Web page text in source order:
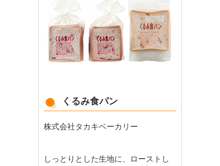
くるみ食パン
株式会社タカキベーカリー
しっとりとした生地に、ローストし